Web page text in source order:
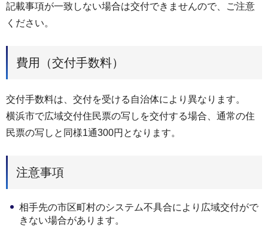
記載事項が一致しない場合は交付できませんので、ご注意
ください。
費用（交付手数料）
交付手数料は、交付を受ける自治体により異なります。
横浜市で広域交付住民票の写しを交付する場合、通常の住
民票の写しと同様1通300円となります。
注意事項
相手先の市区町村のシステム不具合により広域交付がで
きない場合があります。